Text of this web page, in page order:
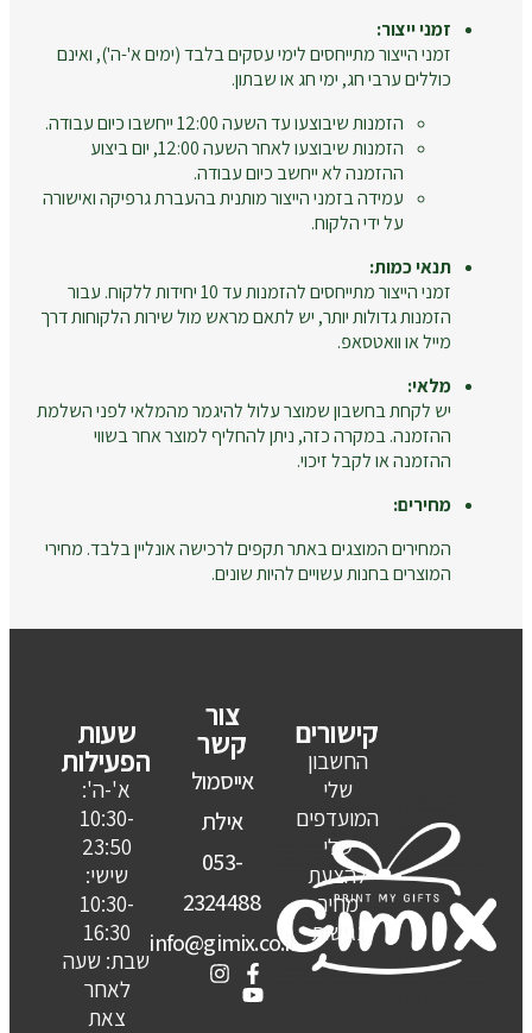
זמני ייצור:
זמני הייצור מתייחסים לימי עסקים בלבד (ימים א'-ה'), ואינם
כוללים ערבי חג, ימי חג או שבתון.
הזמנות שיבוצעו עד השעה 12:00 ייחשבו כיום עבודה.
הזמנות שיבוצעו לאחר השעה 12:00, יום ביצוע
ההזמנה לא ייחשב כיום עבודה.
עמידה בזמני הייצור מותנית בהעברת גרפיקה ואישורה
על ידי הלקוח.
תנאי כמות:
זמני הייצור מתייחסים להזמנות עד 10 יחידות ללקוח. עבור
הזמנות גדולות יותר, יש לתאם מראש מול שירות הלקוחות דרך
מייל או וואטסאפ.
מלאי:
יש לקחת בחשבון שמוצר עלול להיגמר מהמלאי לפני השלמת
ההזמנה. במקרה כזה, ניתן להחליף למוצר אחר בשווי
ההזמנה או לקבל זיכוי.
מחירים:
המחירים המוצגים באתר תקפים לרכישה אונליין בלבד. מחירי
המוצרים בחנות עשויים להיות שונים.
קישורים
החשבון
שלי
המועדפים
שלי
להצעת
מחיר
נגישות
צור
קשר
אייסמול
אילת
053-
2324488
info@gimix.co.il
שעות
הפעילות
א'-ה':
10:30-
23:50
שישי:
10:30-
16:30
שבת: שעה
לאחר
צאת